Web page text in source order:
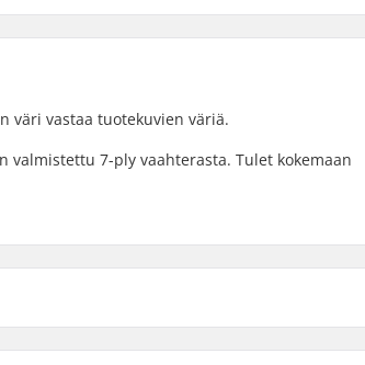
väri vastaa tuotekuvien väriä.
valmistettu 7-ply vaahterasta. Tulet kokemaan
8.25" 8.25"